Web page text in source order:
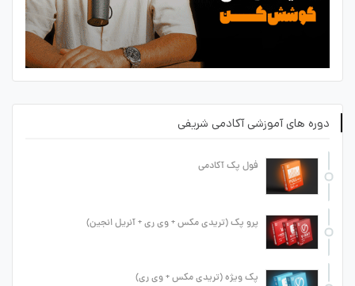
دوره های آموزشی آکادمی شریفی
فول پک آکادمی
پرو پک (تریدی مکس + وی ری + آنریل انجین)
پک ویژه (تریدی مکس + وی ری)